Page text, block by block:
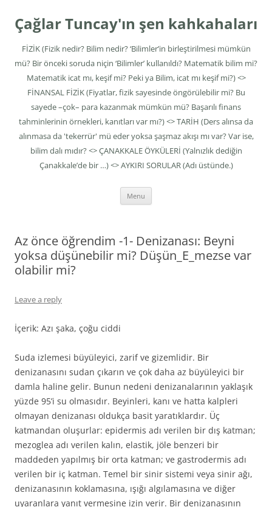
content
Çağlar Tuncay'ın şen kahkahaları
FİZİK (Fizik nedir? Bilim nedir? ‘Bilimler’in birleştirilmesi mümkün
mü? Bir önceki soruda niçin ‘Bilimler’ kullanıldı? Matematik bilim mi?
Matematik icat mı, keşif mi? Peki ya Bilim, icat mı keşif mi?) <>
FİNANSAL FİZİK (Fiyatlar, fizik sayesinde öngörülebilir mi? Bu
sayede –çok– para kazanmak mümkün mü? Başarılı finans
tahminlerinin örnekleri, kanıtları var mı?) <> TARİH (Ders alınsa da
alınmasa da 'tekerrür' mü eder yoksa şaşmaz akışı mı var? Var ise,
bilim dalı mıdır? <> ÇANAKKALE ÖYKÜLERİ (Yalnızlık dediğin
Çanakkale’de bir …) <> AYKIRI SORULAR (Adı üstünde.)
Menu
Az önce öğrendim -1- Denizanası: Beyni
yoksa düşünebilir mi? Düşün_E_mezse var
olabilir mi?
Leave a reply
İçerik: Azı şaka, çoğu ciddi
Suda izlemesi büyüleyici, zarif ve gizemlidir. Bir
denizanasını sudan çıkarın ve çok daha az büyüleyici bir
damla haline gelir. Bunun nedeni denizanalarının yaklaşık
yüzde 95’i su olmasıdır. Beyinleri, kanı ve hatta kalpleri
olmayan denizanası oldukça basit yaratıklardır. Üç
katmandan oluşurlar: epidermis adı verilen bir dış katman;
mezoglea adı verilen kalın, elastik, jöle benzeri bir
maddeden yapılmış bir orta katman; ve gastrodermis adı
verilen bir iç katman. Temel bir sinir sistemi veya sinir ağı,
denizanasının koklamasına, ışığı algılamasına ve diğer
uyaranlara yanıt vermesine izin verir. Bir denizanasının